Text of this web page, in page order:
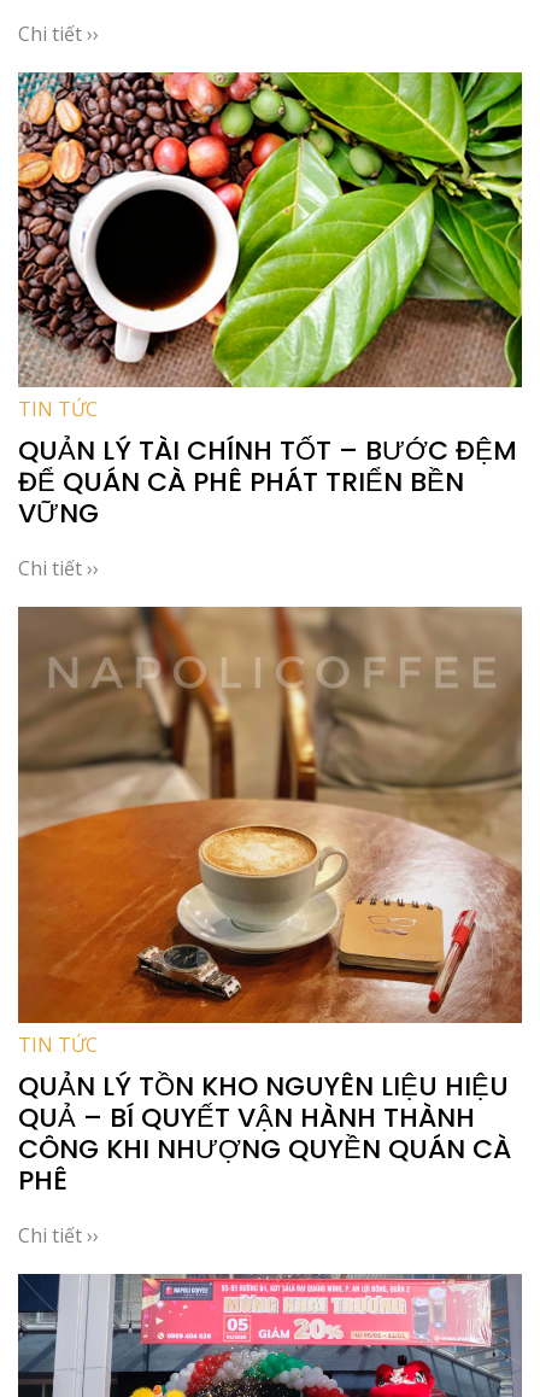
Chi tiết ››
TIN TỨC
QUẢN LÝ TÀI CHÍNH TỐT – BƯỚC ĐỆM
ĐỂ QUÁN CÀ PHÊ PHÁT TRIỂN BỀN
VỮNG
Chi tiết ››
TIN TỨC
QUẢN LÝ TỒN KHO NGUYÊN LIỆU HIỆU
QUẢ – BÍ QUYẾT VẬN HÀNH THÀNH
CÔNG KHI NHƯỢNG QUYỀN QUÁN CÀ
PHÊ
Chi tiết ››